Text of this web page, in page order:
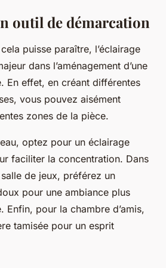
outil de démarcation
puisse paraître, l’éclairage
dans l’aménagement d’une
En effet, en créant différentes
vous pouvez aisément
zones de la pièce.
optez pour un éclairage
faciliter la concentration. Dans
de jeux, préférez un
pour une ambiance plus
Enfin, pour la chambre d’amis,
tamisée pour un esprit